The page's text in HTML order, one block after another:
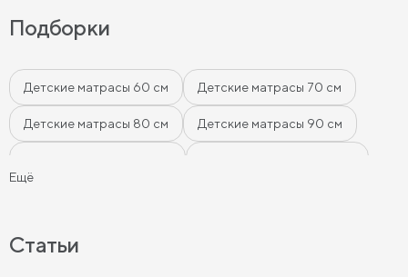
Подборки
Детские матрасы 60 см Детские матрасы 70 см
Детские матрасы 80 см Детские матрасы 90 см
Ещё
Статьи